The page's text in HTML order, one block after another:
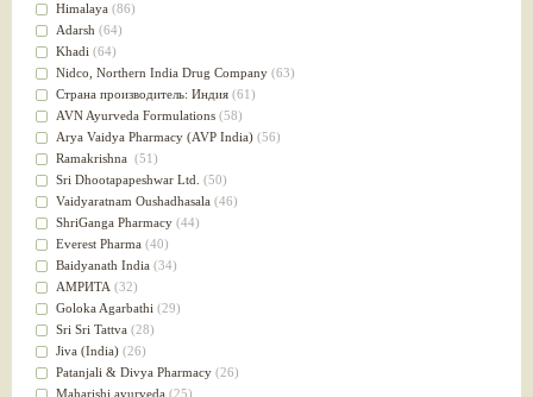
Для медитации
выводит токсины
Для здоровья печени
Для тела(39)
для очищения крови(38)
При диабете(38)
Антиоксидант(37)
Для Капха(Кафа) доши
От паразитов(37)
При расстройстве желудка (36)
Успокоительное(36)
Для глаз(34)
от геморроя(34)
Противовоспалительное
Для Питта доши(32)
Для сердца(32)
Для сосудов головного мозга
Для полости рта(32)
Дефицит железа(31)
Himalaya (86)
Adarsh (64)
Khadi (64)
Nidсo, Northern India Drug Company (63)
Страна производитель: Индия (61)
AVN Ayurveda Formulations (58)
Arya Vaidya Pharmacy (AVP India) (56)
Ramakrishna (51)
Sri Dhootapapeshwar Ltd. (50)
Vaidyaratnam Oushadhasala (46)
ShriGanga Pharmacy (44)
Everest Pharma (40)
Baidyanath India (34)
АМРИТА (32)
Goloka Agarbathi (29)
Sri Sri Tattva (28)
Jiva (India) (26)
Patanjali & Divya Pharmacy (26)
Maharishi ayurveda (25)